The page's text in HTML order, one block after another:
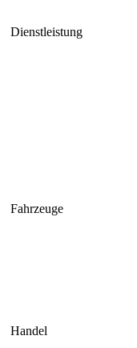
Dienstleistung
Fahrzeuge
Handel